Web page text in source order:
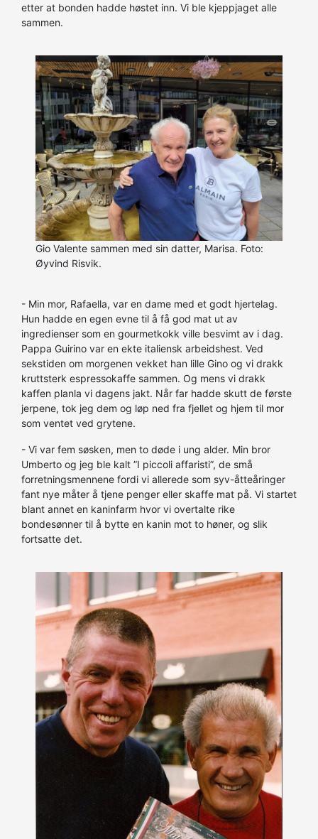
etter at bonden hadde høstet inn. Vi ble kjeppjaget alle
sammen.
Gio Valente sammen med sin datter, Marisa. Foto:
Øyvind Risvik.
- Min mor, Rafaella, var en dame med et godt hjertelag.
Hun hadde en egen evne til å få god mat ut av
ingredienser som en gourmetkokk ville besvimt av i dag.
Pappa Guirino var en ekte italiensk arbeidshest. Ved
sekstiden om morgenen vekket han lille Gino og vi drakk
kruttsterk espressokaffe sammen. Og mens vi drakk
kaffen planla vi dagens jakt. Når far hadde skutt de første
jerpene, tok jeg dem og løp ned fra fjellet og hjem til mor
som ventet ved grytene.
- Vi var fem søsken, men to døde i ung alder. Min bror
Umberto og jeg ble kalt ”I piccoli affaristi”, de små
forretningsmennene fordi vi allerede som syv-åtteåringer
fant nye måter å tjene penger eller skaffe mat på. Vi startet
blant annet en kaninfarm hvor vi overtalte rike
bondesønner til å bytte en kanin mot to høner, og slik
fortsatte det.